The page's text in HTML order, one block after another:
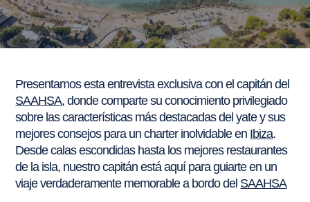
Presentamos esta entrevista exclusiva con el capitán del
SAAHSA, donde comparte su conocimiento privilegiado
sobre las características más destacadas del yate y sus
mejores consejos para un charter inolvidable en Ibiza.
Desde calas escondidas hasta los mejores restaurantes
de la isla, nuestro capitán está aquí para guiarte en un
viaje verdaderamente memorable a bordo del SAAHSA